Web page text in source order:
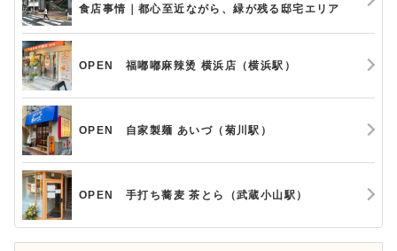
食店事情｜都心至近ながら、緑が残る邸宅エリア
OPEN 福嘟嘟麻辣烫 横浜店（横浜駅）
OPEN 自家製麺 あいづ（菊川駅）
OPEN 手打ち蕎麦 茶とら（武蔵小山駅）